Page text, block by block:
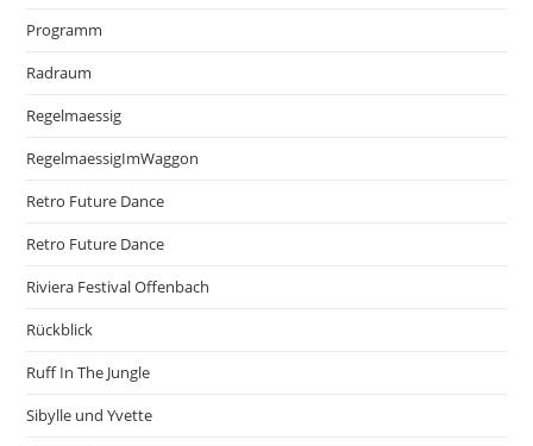
Programm
Radraum
Regelmaessig
RegelmaessigImWaggon
Retro Future Dance
Retro Future Dance
Riviera Festival Offenbach
Rückblick
Ruff In The Jungle
Sibylle und Yvette